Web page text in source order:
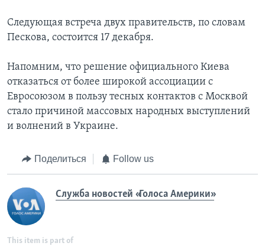
Следующая встреча двух правительств, по словам
Пескова, состоится 17 декабря.
Напомним, что решение официального Киева
отказаться от более широкой ассоциации с
Евросоюзом в пользу тесных контактов с Москвой
стало причиной массовых народных выступлений
и волнений в Украине.
Поделиться Follow us
Служба новостей «Голоса Америки»
This item is part of